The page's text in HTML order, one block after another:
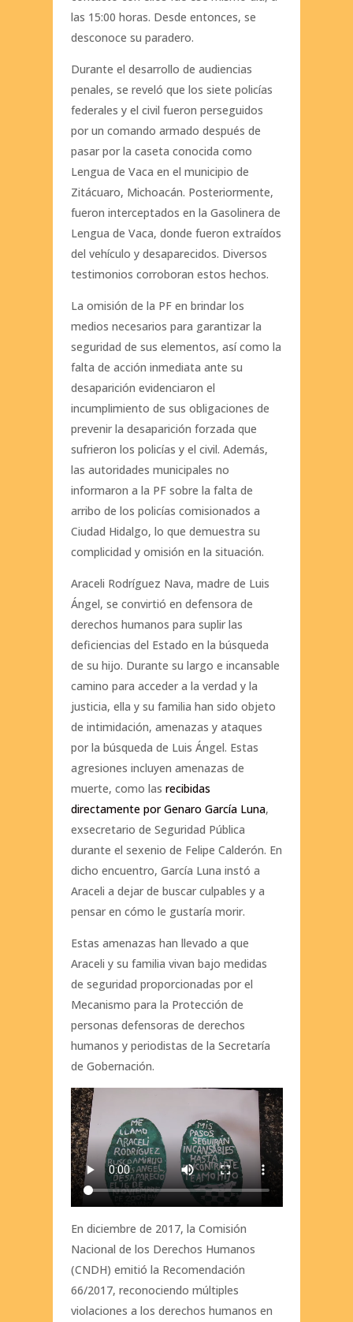
las 15:00 horas. Desde entonces, se
desconoce su paradero.
Durante el desarrollo de audiencias
penales, se reveló que los siete policías
federales y el civil fueron perseguidos
por un comando armado después de
pasar por la caseta conocida como
Lengua de Vaca en el municipio de
Zitácuaro, Michoacán. Posteriormente,
fueron interceptados en la Gasolinera de
Lengua de Vaca, donde fueron extraídos
del vehículo y desaparecidos. Diversos
testimonios corroboran estos hechos.
La omisión de la PF en brindar los
medios necesarios para garantizar la
seguridad de sus elementos, así como la
falta de acción inmediata ante su
desaparición evidenciaron el
incumplimiento de sus obligaciones de
prevenir la desaparición forzada que
sufrieron los policías y el civil. Además,
las autoridades municipales no
informaron a la PF sobre la falta de
arribo de los policías comisionados a
Ciudad Hidalgo, lo que demuestra su
complicidad y omisión en la situación.
Araceli Rodríguez Nava, madre de Luis
Ángel, se convirtió en defensora de
derechos humanos para suplir las
deficiencias del Estado en la búsqueda
de su hijo. Durante su largo e incansable
camino para acceder a la verdad y la
justicia, ella y su familia han sido objeto
de intimidación, amenazas y ataques
por la búsqueda de Luis Ángel. Estas
agresiones incluyen amenazas de
muerte, como las recibidas
directamente por Genaro García Luna,
exsecretario de Seguridad Pública
durante el sexenio de Felipe Calderón. En
dicho encuentro, García Luna instó a
Araceli a dejar de buscar culpables y a
pensar en cómo le gustaría morir.
Estas amenazas han llevado a que
Araceli y su familia vivan bajo medidas
de seguridad proporcionadas por el
Mecanismo para la Protección de
personas defensoras de derechos
humanos y periodistas de la Secretaría
de Gobernación.
En diciembre de 2017, la Comisión
Nacional de los Derechos Humanos
(CNDH) emitió la Recomendación
66/2017, reconociendo múltiples
violaciones a los derechos humanos en